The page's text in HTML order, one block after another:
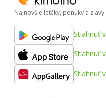
Najnovšie letáky, ponuky a zľavy
Stiahnuť v
Stiahnuť v
Stiahnuť v